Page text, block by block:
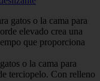
gatos o la cama para
elevado crea una
que proporciona
o la cama para
terciopelo. Con relleno